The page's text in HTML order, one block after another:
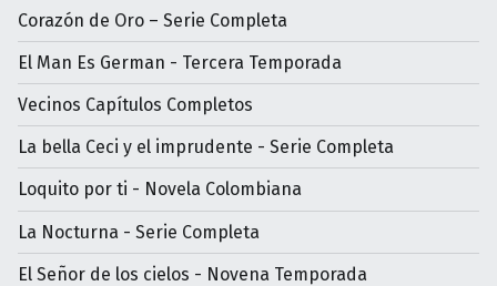
Corazón de Oro – Serie Completa
El Man Es German - Tercera Temporada
Vecinos Capítulos Completos
La bella Ceci y el imprudente - Serie Completa
Loquito por ti - Novela Colombiana
La Nocturna - Serie Completa
El Señor de los cielos - Novena Temporada